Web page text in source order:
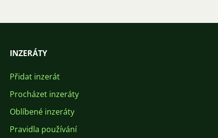
INZERÁTY
Přidat inzerát
Procházet inzeráty
Oblíbené inzeráty
Pravidla používání